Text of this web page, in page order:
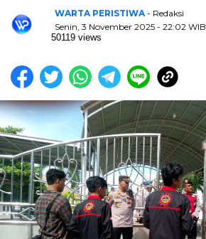
WARTA PERISTIWA - Redaksi
Senin, 3 November 2025 - 22:02 WIB
50119 views